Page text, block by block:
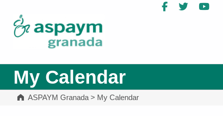
Facebook
Twitter
My Calendar
ASPAYM Granada> My Calendar